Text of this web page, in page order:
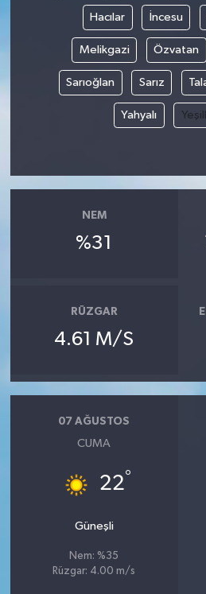
Hacılar İncesu
Melikgazi Özvatan
Sarıoğlan Sarız
Yahyalı
NEM
%31
RÜZGAR
4.61 M/S
07 AĞUSTOS
CUMA
22°
Güneşli
Nem: %35
Rüzgar: 4.00 m/s
Magazin
Resmi İlanlar
Sokak Hayvanlarını